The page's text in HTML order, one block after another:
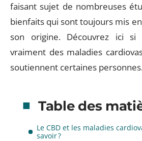
faisant sujet de nombreuses
bienfaits qui sont toujours mis
son origine. Découvrez ici si
vraiment des maladies
soutiennent certaines
Table des
Le CBD et les maladies
savoir ?